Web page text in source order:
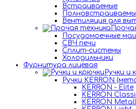
Встраиваемые
Вентиляция для
Посудомоечные
СВЧ печи
Сплит-системы
Холодильники
Фурнитура лицевая
Ручки и
Ручки KERRON
KERRON - Elite
KERRON
KERRON